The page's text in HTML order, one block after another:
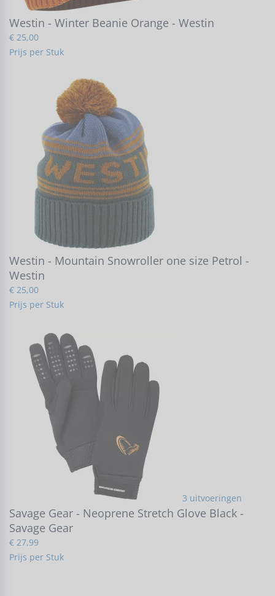
Westin - Winter Beanie Orange - Westin
€ 25,00
Prijs per Stuk
Westin - Mountain Snowroller one size Petrol -
Westin
€ 25,00
Prijs per Stuk
3 uitvoeringen
Savage Gear - Neoprene Stretch Glove Black -
Savage Gear
€ 27,99
Prijs per Stuk